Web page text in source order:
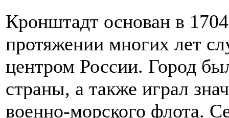
Кронштадт основан в
протяжении многих лет
центром России. Город
страны, а также играл
военно-морского флота.